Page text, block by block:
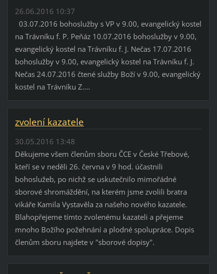
26.06.2016 10:37
03.07.2016 bohoslužby s VP v 9.00, evangelický kostel
na Trávníku f. P. Peňáz 10.07.2016 bohoslužby v 9.00,
evangelický kostel na Trávníku f. J. Nečas 17.07.2016
bohoslužby v 9.00, evangelický kostel na Trávníku f. J.
Nečas 24.07.2016 čtené služby Boží v 9.00, evangelický
kostel na Trávníku Z....
zvolení kazatele
30.05.2016 13:48
Děkujeme všem členům sboru ČCE v České Třebové,
kteří se v neděli 26. června v 9 hod. účastnili
bohoslužeb, po nichž se uskutečnilo mimořádné
sborové shromáždění, na kterém jsme zvolili bratra
vikáře Kamila Vystavěla za našeho nového kazatele.
Blahopřejeme tímto zvolenému kazateli a přejeme
mnoho Božího požehnání a plodné spolupráce. Dopis
členům sboru najdete v "sborové dopisy".